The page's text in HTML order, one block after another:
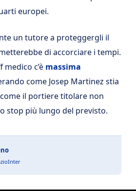
europei.
un tutore a proteggergli il
di accorciare i tempi.
c’è massima
come Josep Martinez stia
il portiere titolare non
stop più lungo del previsto.